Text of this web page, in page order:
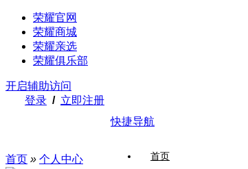
荣耀官网
荣耀商城
荣耀亲选
荣耀俱乐部
开启辅助访问
登录 / 立即注册
快捷导航
首页
首页 » 个人中心